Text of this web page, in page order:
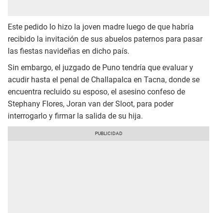
Este pedido lo hizo la joven madre luego de que habría
recibido la invitación de sus abuelos paternos para pasar
las fiestas navideñas en dicho país.
Sin embargo, el juzgado de Puno tendría que evaluar y
acudir hasta el penal de Challapalca en Tacna, donde se
encuentra recluido su esposo, el asesino confeso de
Stephany Flores, Joran van der Sloot, para poder
interrogarlo y firmar la salida de su hija.